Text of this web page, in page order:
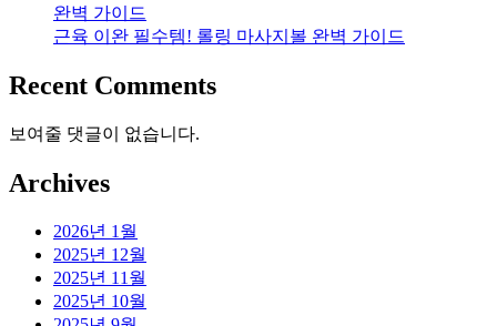
완벽 가이드
근육 이완 필수템! 롤링 마사지볼 완벽 가이드
Recent Comments
보여줄 댓글이 없습니다.
Archives
2026년 1월
2025년 12월
2025년 11월
2025년 10월